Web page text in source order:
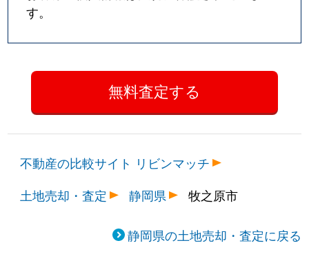
す。
不動産の比較サイト リビンマッチ
土地売却・査定
静岡県 牧之原市
静岡県の土地売却・査定に戻る